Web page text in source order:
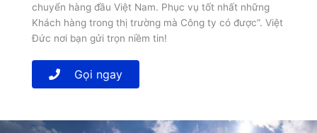
chuyển hàng đầu Việt Nam. Phục vụ tốt nhất những
Khách hàng trong thị trường mà Công ty có được”. Việt
Đức nơi bạn gửi trọn niềm tin!
Gọi ngay